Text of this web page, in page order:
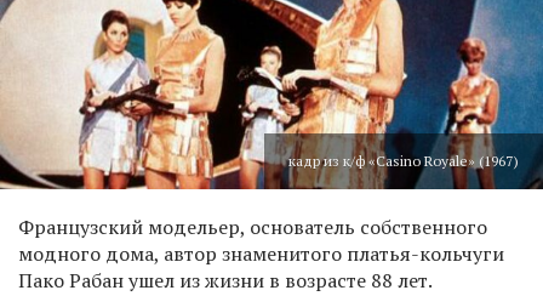
кадр из к/ф «Casino Royale» (1967)
Французский модельер, основатель собственного
модного дома, автор знаменитого платья-кольчуги
Пако Рабан ушел из жизни в возрасте 88 лет.